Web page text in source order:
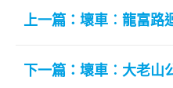
上一篇：壞車︰龍富
下一篇：壞車︰大老山